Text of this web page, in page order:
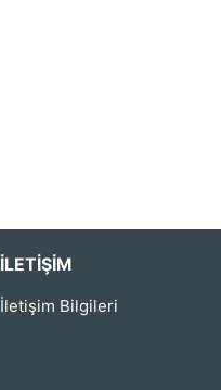
İLETIŞIM
İletişim Bilgileri